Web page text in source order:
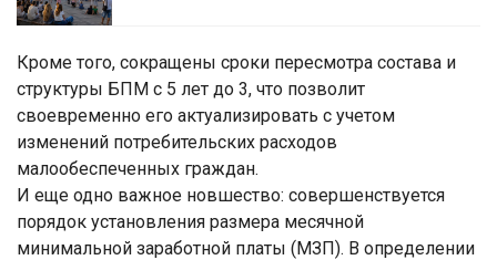
Кроме того, сокращены сроки пересмотра состава и
структуры БПМ с 5 лет до 3, что позволит
своевременно его актуализировать с учетом
изменений потребительских расходов
малообеспеченных граждан.
И еще одно важное новшество: совершенствуется
порядок установления размера месячной
минимальной заработной платы (МЗП). В определении